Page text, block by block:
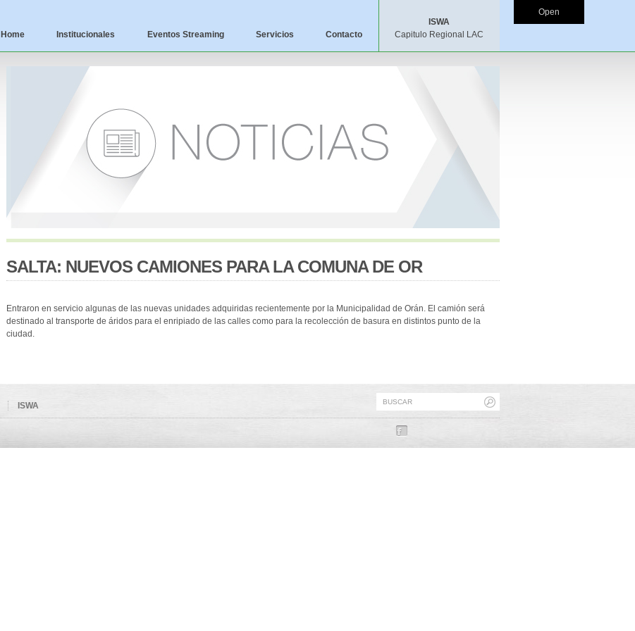
Home Institucionales Eventos Streaming Servicios Contacto
ISWA
Capitulo Regional LAC
SALTA: NUEVOS CAMIONES PARA LA COMUNA DE OR
Entraron en servicio algunas de las nuevas unidades adquiridas recientemente por la Municipalidad de Orán. El camión será
destinado al transporte de áridos para el enripiado de las calles como para la recolección de basura en distintos punto de la
ciudad.
ISWA
Open